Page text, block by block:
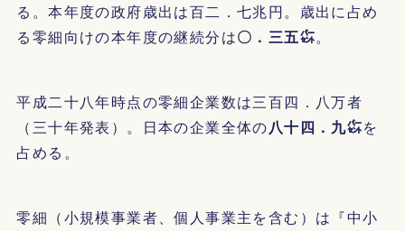
る。本年度の政府歳出は百二．七兆円。歳出に占め
る零細向けの本年度の継続分は〇．三五㌫。
平成二十八年時点の零細企業数は三百四．八万者
（三十年発表）。日本の企業全体の八十四．九㌫を
占める。
零細（小規模事業者、個人事業主を含む）は『中小